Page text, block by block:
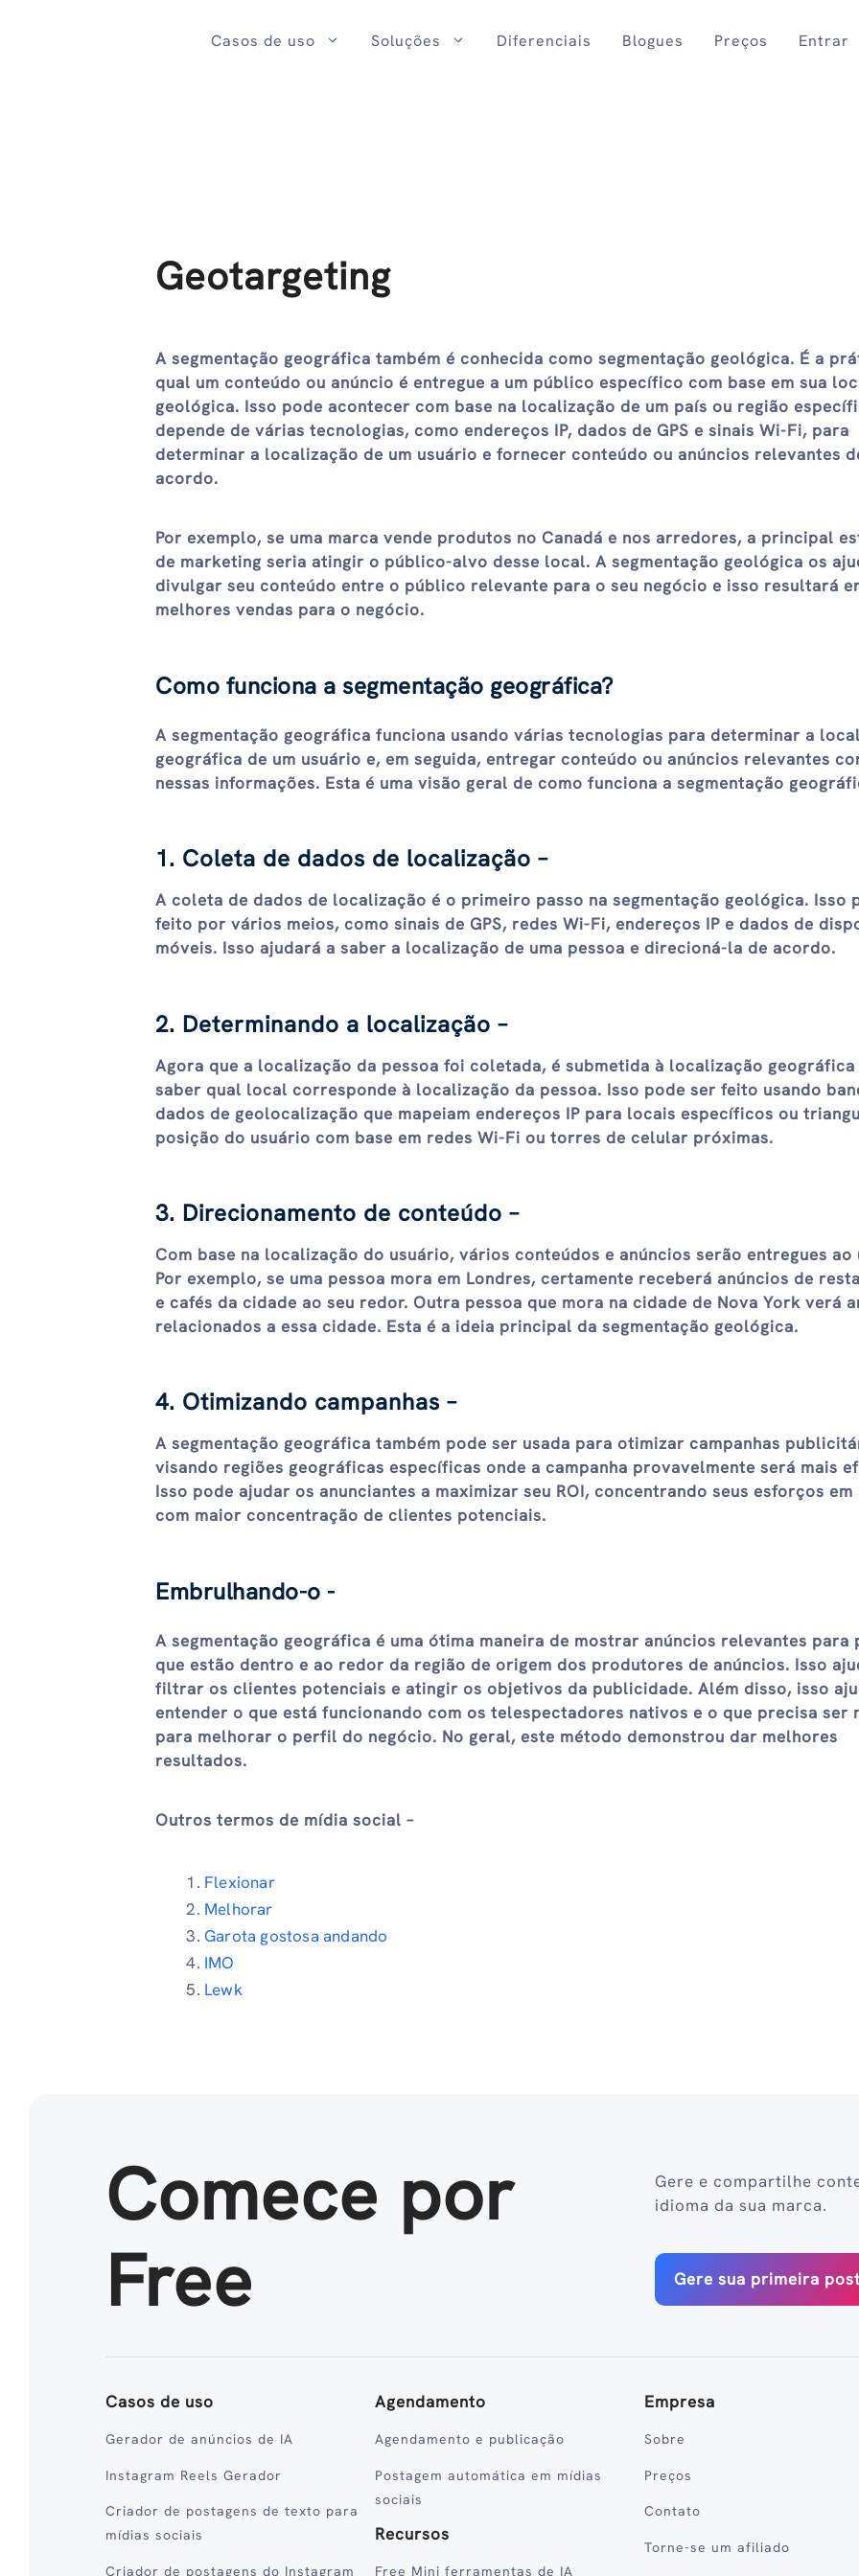
Casos de uso Soluções Diferenciais Blogues Preços Entrar
Geotargeting
A segmentação geográfica também é conhecida como segmentação geológica. É a
qual um conteúdo ou anúncio é entregue a um público específico com base em sua
geológica. Isso pode acontecer com base na localização de um país ou região
depende de várias tecnologias, como endereços IP, dados de GPS e sinais Wi-Fi, para
determinar a localização de um usuário e fornecer conteúdo ou anúncios relevantes
acordo.
Por exemplo, se uma marca vende produtos no Canadá e nos arredores, a principal
de marketing seria atingir o público-alvo desse local. A segmentação geológica os
divulgar seu conteúdo entre o público relevante para o seu negócio e isso resultará
melhores vendas para o negócio.
Como funciona a segmentação geográfica?
A segmentação geográfica funciona usando várias tecnologias para determinar a
geográfica de um usuário e, em seguida, entregar conteúdo ou anúncios relevantes
nessas informações. Esta é uma visão geral de como funciona a segmentação
1. Coleta de dados de localização –
A coleta de dados de localização é o primeiro passo na segmentação geológica. Isso
feito por vários meios, como sinais de GPS, redes Wi-Fi, endereços IP e dados de
móveis. Isso ajudará a saber a localização de uma pessoa e direcioná-la de acordo.
2. Determinando a localização –
Agora que a localização da pessoa foi coletada, é submetida à localização
saber qual local corresponde à localização da pessoa. Isso pode ser feito usando
dados de geolocalização que mapeiam endereços IP para locais específicos ou
posição do usuário com base em redes Wi-Fi ou torres de celular próximas.
3. Direcionamento de conteúdo –
Com base na localização do usuário, vários conteúdos e anúncios serão entregues ao
Por exemplo, se uma pessoa mora em Londres, certamente receberá anúncios de
e cafés da cidade ao seu redor. Outra pessoa que mora na cidade de Nova York verá
relacionados a essa cidade. Esta é a ideia principal da segmentação geológica.
4. Otimizando campanhas –
A segmentação geográfica também pode ser usada para otimizar campanhas
visando regiões geográficas específicas onde a campanha provavelmente será mais
Isso pode ajudar os anunciantes a maximizar seu ROI, concentrando seus esforços em
com maior concentração de clientes potenciais.
Embrulhando-o -
A segmentação geográfica é uma ótima maneira de mostrar anúncios relevantes para
que estão dentro e ao redor da região de origem dos produtores de anúncios. Isso
filtrar os clientes potenciais e atingir os objetivos da publicidade. Além disso, isso
entender o que está funcionando com os telespectadores nativos e o que precisa ser
para melhorar o perfil do negócio. No geral, este método demonstrou dar melhores
resultados.
Outros termos de mídia social –
Flexionar
Melhorar
Garota gostosa andando
IMO
Lewk
Comece por
Free
Gere e compartilhe
idioma da sua marca.
Gere sua primeira
Casos de uso
Gerador de anúncios de IA
Instagram Reels Gerador
Criador de postagens de texto para
mídias sociais
Criador de postagens do Instagram
Agendamento
Agendamento e publicação
Postagem automática em mídias
sociais
Recursos
Free Mini ferramentas de IA
Empresa
Sobre
Preços
Contato
Torne-se um afiliado